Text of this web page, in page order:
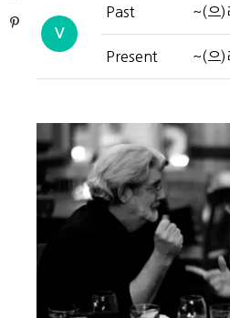
Pinterest
V
Past ~(으)
Present ~(으)